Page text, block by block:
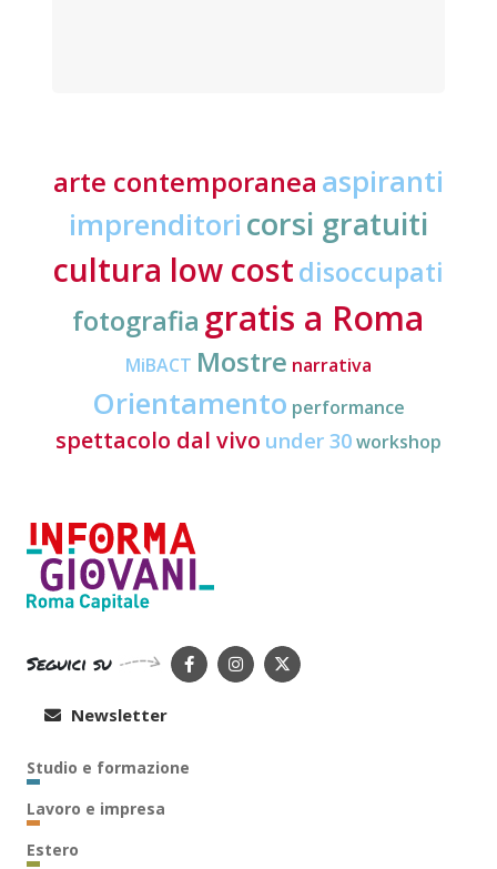
arte contemporanea aspiranti
imprenditori corsi gratuiti
cultura low costdisoccupati
fotografia gratis a Roma
MiBACT Mostre narrativa
Orientamento performance
spettacolo dal vivo under 30workshop
Seguici su
Newsletter
Studio e formazione
Lavoro e impresa
Estero